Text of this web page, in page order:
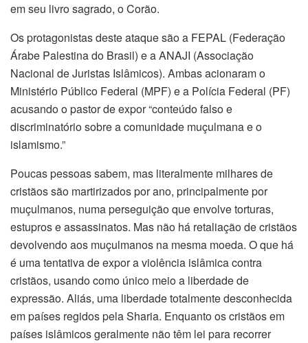
em seu livro sagrado, o Corão.
Os protagonistas deste ataque são a FEPAL (Federação
Árabe Palestina do Brasil) e a ANAJI (Associação
Nacional de Juristas Islâmicos). Ambas acionaram o
Ministério Público Federal (MPF) e a Polícia Federal (PF)
acusando o pastor de expor “conteúdo falso e
discriminatório sobre a comunidade muçulmana e o
islamismo.”
Poucas pessoas sabem, mas literalmente milhares de
cristãos são martirizados por ano, principalmente por
muçulmanos, numa perseguição que envolve torturas,
estupros e assassinatos. Mas não há retaliação de cristãos
devolvendo aos muçulmanos na mesma moeda. O que há
é uma tentativa de expor a violência islâmica contra
cristãos, usando como único meio a liberdade de
expressão. Aliás, uma liberdade totalmente desconhecida
em países regidos pela Sharia. Enquanto os cristãos em
países islâmicos geralmente não têm lei para recorrer